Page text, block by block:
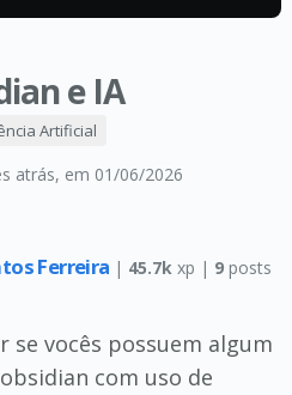
e IA
atrás, em 01/06/2026
Artificial
Ferreira | 45.7k xp | 9posts
se vocês possuem algum
com uso de